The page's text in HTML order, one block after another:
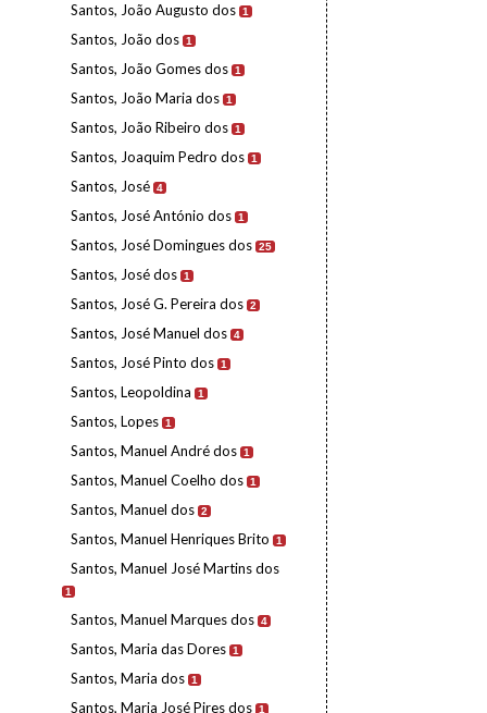
Santos, João Augusto dos 1
Santos, João dos 1
Santos, João Gomes dos 1
Santos, João Maria dos 1
Santos, João Ribeiro dos 1
Santos, Joaquim Pedro dos 1
Santos, José 4
Santos, José António dos 1
Santos, José Domingues dos 25
Santos, José dos 1
Santos, José G. Pereira dos 2
Santos, José Manuel dos 4
Santos, José Pinto dos 1
Santos, Leopoldina 1
Santos, Lopes 1
Santos, Manuel André dos 1
Santos, Manuel Coelho dos 1
Santos, Manuel dos 2
Santos, Manuel Henriques Brito 1
Santos, Manuel José Martins dos
1
Santos, Manuel Marques dos 4
Santos, Maria das Dores 1
Santos, Maria dos 1
Santos, Maria José Pires dos 1